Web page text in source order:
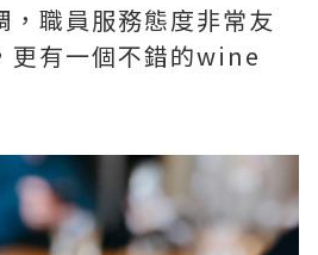
，職員服務態度非常友
更有一個不錯的wine